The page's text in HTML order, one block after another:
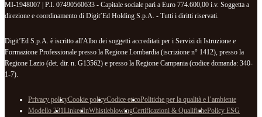
MI-1948007 | P.I. 07490560633 - Capitale sociale pari a Euro 774.600,00 i.v. Soggetta a
direzione e coordinamento di Digit’Ed Holding S.p.A. - Tutti i diritti riservati.
Digit’Ed S.p.A. è iscritto all'Albo dei soggetti accreditati per i Servizi di Istruzione e
Formazione Professionale presso la Regione Lombardia (iscrizione n° 1412), presso la
Regione Lazio (det. dir. n. G13562) e presso la Regione Campania (codice domanda: 340-
1-7).
Privacy policyCookie policyCodice eticoPolitiche per la qualità e l’ambiente
Modello 231LinkedInWhistleblowingCertificazioni & QualifichePolicy ESG